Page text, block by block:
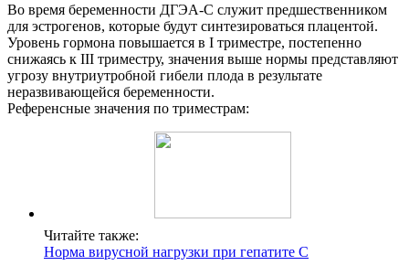
Во время беременности ДГЭА-С служит предшественником
для эстрогенов, которые будут синтезироваться плацентой.
Уровень гормона повышается в I триместре, постепенно
снижаясь к III триместру, значения выше нормы представляют
угрозу внутриутробной гибели плода в результате
неразвивающейся беременности.
Референсные значения по триместрам:
Читайте также:
Норма вирусной нагрузки при гепатите С